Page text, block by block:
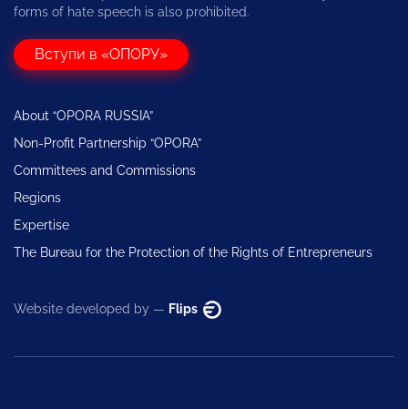
forms of hate speech is also prohibited.
Вступи в «ОПОРУ»
About “OPORA RUSSIA”
Non-Profit Partnership “OPORA”
Committees and Commissions
Regions
Expertise
The Bureau for the Protection of the Rights of Entrepreneurs
Website developed by — Flips